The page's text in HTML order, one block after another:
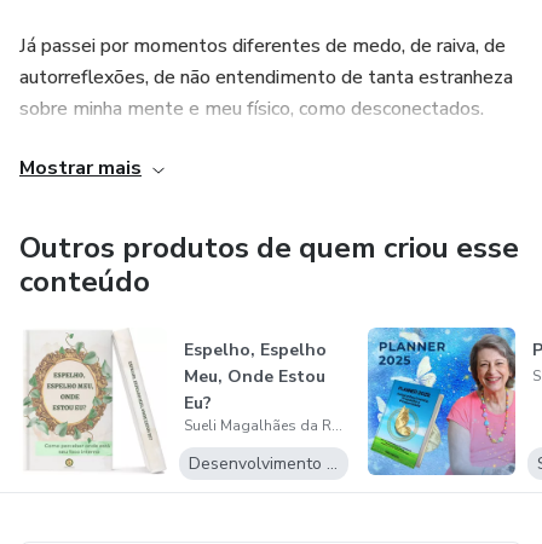
Já passei por momentos diferentes de medo, de raiva, de
autorreflexões, de não entendimento de tanta estranheza
sobre minha mente e meu físico, como desconectados.
Meu objetivo aqui é lhe dizer como superei adversidades,
Lembro a você que o processo é individual.
Cada ser humano tem um tempo adequado para se sentir
bem, mudar paradigmas, seguir a sua jornada.
Materializo em e-books e cursos o que aprendi,
experimentei e ensino mais pessoas a se desenvolverem
conectadas ao divino nelas.
Mostrar mais
Outros produtos de quem criou esse
conteúdo
Espelho, Espelho
Meu, Onde Estou
Eu?
Sueli Magalhães da Rocha
Desenvolvimento Pessoal